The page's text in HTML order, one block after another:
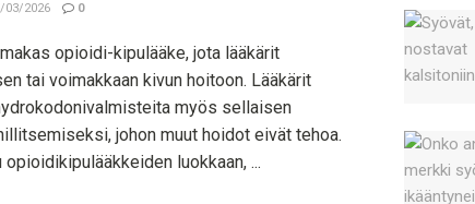
2026 0
opioidi-kipulääke, jota lääkärit
tai voimakkaan kivun hoitoon. Lääkärit
myös sellaisen
johon muut hoidot eivät tehoa.
luokkaan, ...